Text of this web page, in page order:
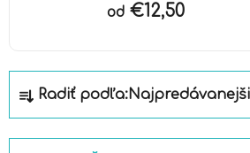
od €12,50
a
d
Radiť podľa: